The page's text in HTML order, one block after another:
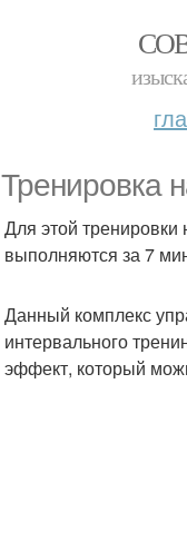
Тренировка
Для этой тренировки
выполняются за 7
Данный комплекс
интервального
эффект, который